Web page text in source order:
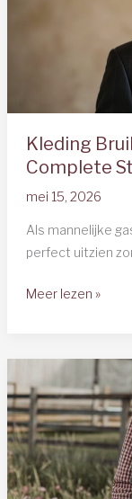
Kleding
Complete
mei 15, 2026
Als mannelijke
perfect uitzien
Kleding
Man
2025:
Complete
Stijlgids
&
Tips
Meer lezen »